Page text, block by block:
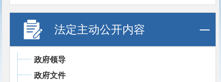
法定主动公开内容
政府领导
政府文件